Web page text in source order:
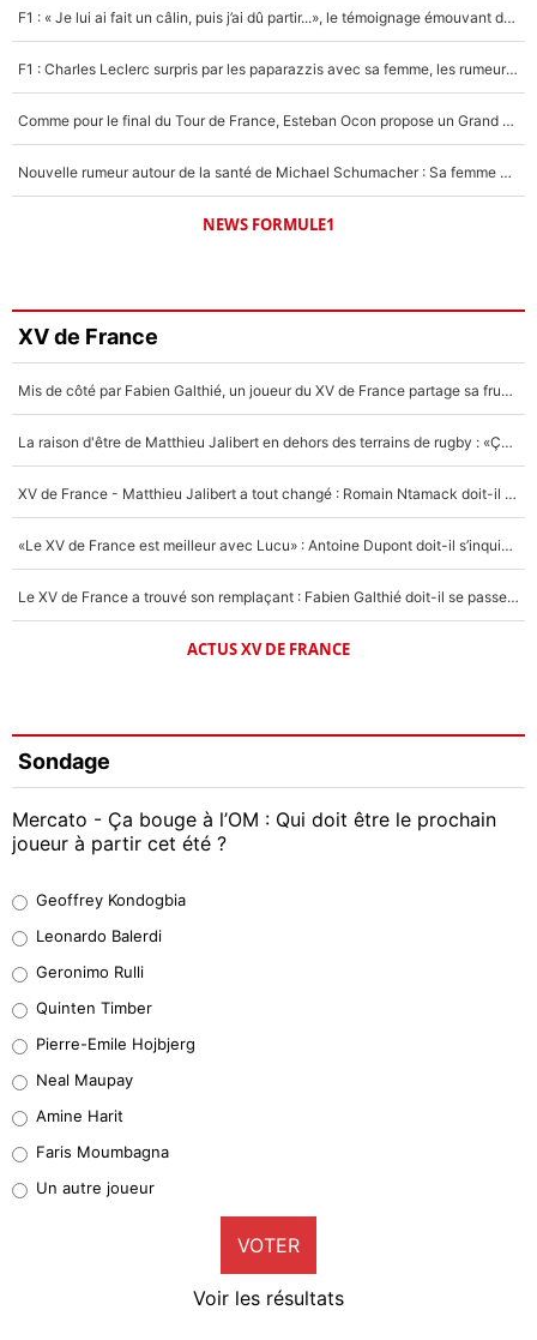
F1 : « Je lui ai fait un câlin, puis j’ai dû partir...», le témoignage émouvant de Max Verstappen sur sa fille
F1 : Charles Leclerc surpris par les paparazzis avec sa femme, les rumeurs étaient vraies !
Comme pour le final du Tour de France, Esteban Ocon propose un Grand Prix de Formule 1 à Paris : «Autour de l’Arc de Triomphe, ce serait génial» !
Nouvelle rumeur autour de la santé de Michael Schumacher : Sa femme Corinna sort du silence
NEWS FORMULE1
XV de France
Mis de côté par Fabien Galthié, un joueur du XV de France partage sa frustration : «ils ne me l’ont pas dit tout de suite»
La raison d'être de Matthieu Jalibert en dehors des terrains de rugby : «Ça m'atteint autant que si tu touches à un membre de ma famille»
XV de France - Matthieu Jalibert a tout changé : Romain Ntamack doit-il s’inquiéter pour sa place à un an de la Coupe du monde ?
«Le XV de France est meilleur avec Lucu» : Antoine Dupont doit-il s’inquiéter pour sa place ?
Le XV de France a trouvé son remplaçant : Fabien Galthié doit-il se passer d'Antoine Dupont ?
ACTUS XV DE FRANCE
Sondage
Mercato - Ça bouge à l’OM : Qui doit être le prochain
joueur à partir cet été ?
38%
32%
5%
1%
9%
Geoffrey Kondogbia
Leonardo Balerdi
Geronimo Rulli
Quinten Timber
Pierre-Emile Hojbjerg
Neal Maupay
Amine Harit
Faris Moumbagna
Un autre joueur
VOTER
Voir les résultats